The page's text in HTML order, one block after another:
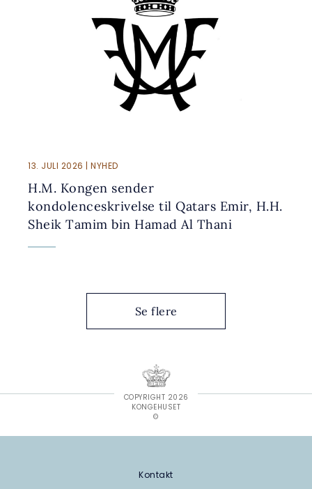
13. JULI 2026 | NYHED
H.M. Kongen sender
kondolenceskrivelse til Qatars Emir, H.H.
Sheik Tamim bin Hamad Al Thani
Se flere
COPYRIGHT 2026
KONGEHUSET
©
Kontakt